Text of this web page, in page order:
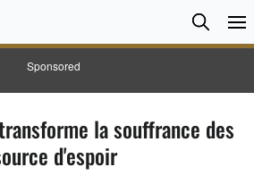
Sponsored
Search
la souffrance des
d'espoir